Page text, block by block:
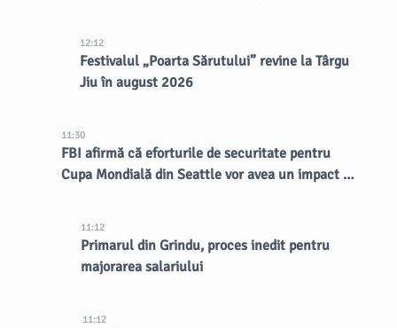
12:12
Festivalul „Poarta Sărutului” revine la Târgu
Jiu în august 2026
11:30
FBI afirmă că eforturile de securitate pentru
Cupa Mondială din Seattle vor avea un impact de
11:12
Primarul din Grindu, proces inedit pentru
majorarea salariului
11:12